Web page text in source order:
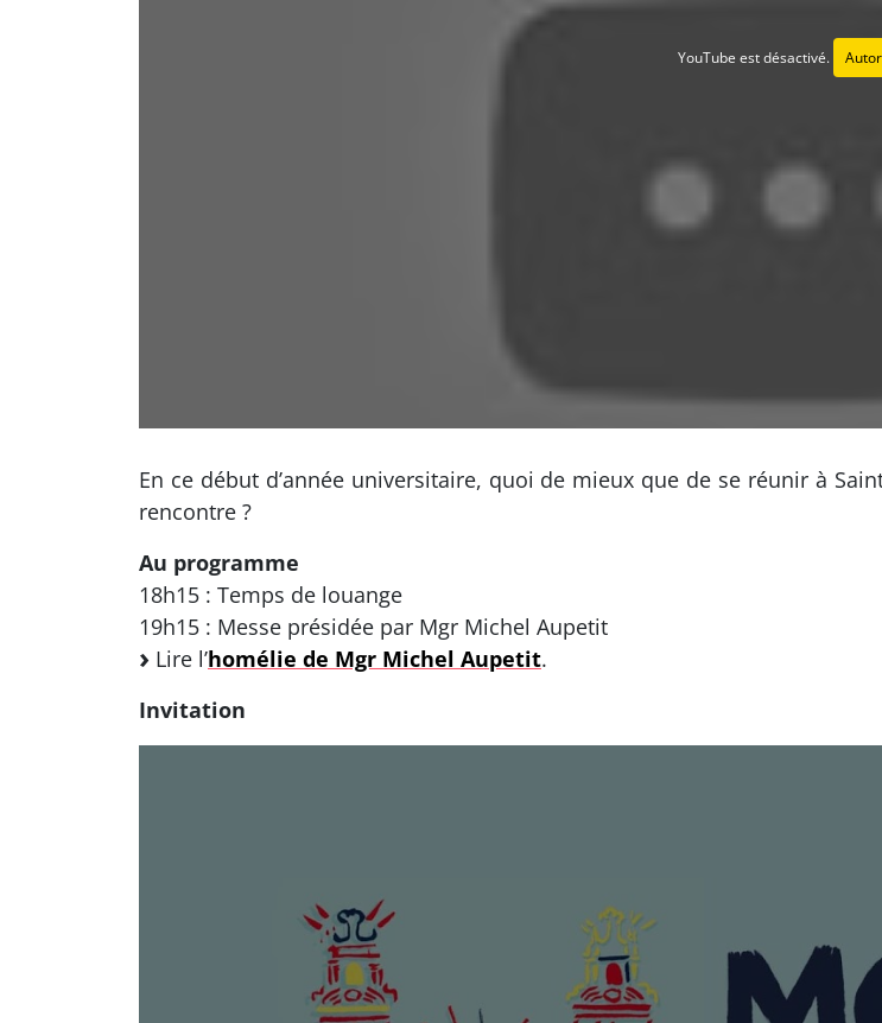
YouTube est désactivé.
En ce début d’année universitaire, quoi de mieux que de se réunir à
rencontre ?
Au programme
18h15 : Temps de louange
19h15 : Messe présidée par Mgr Michel Aupetit
Lire l’homélie de Mgr Michel Aupetit.
Invitation